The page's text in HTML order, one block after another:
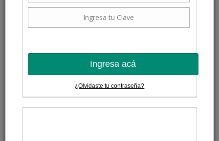
Ingresa acá
¿Olvidaste tu contraseña?